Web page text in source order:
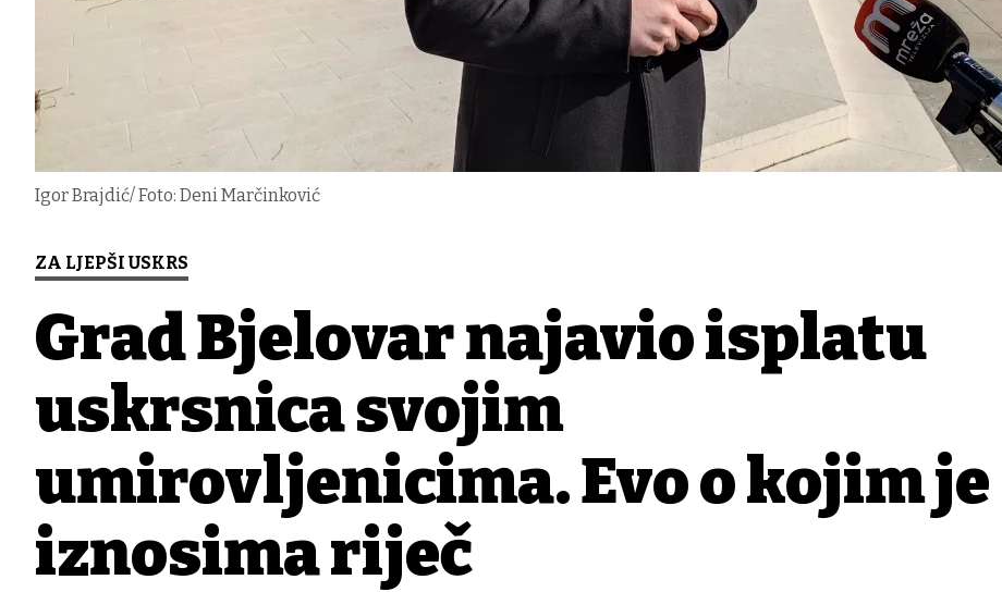
Igor Brajdić/ Foto: Deni Marčinković
ZA LJEPŠI USKRS
Grad Bjelovar najavio isplatu
uskrsnica svojim
umirovljenicima. Evo o kojim je
iznosima riječ